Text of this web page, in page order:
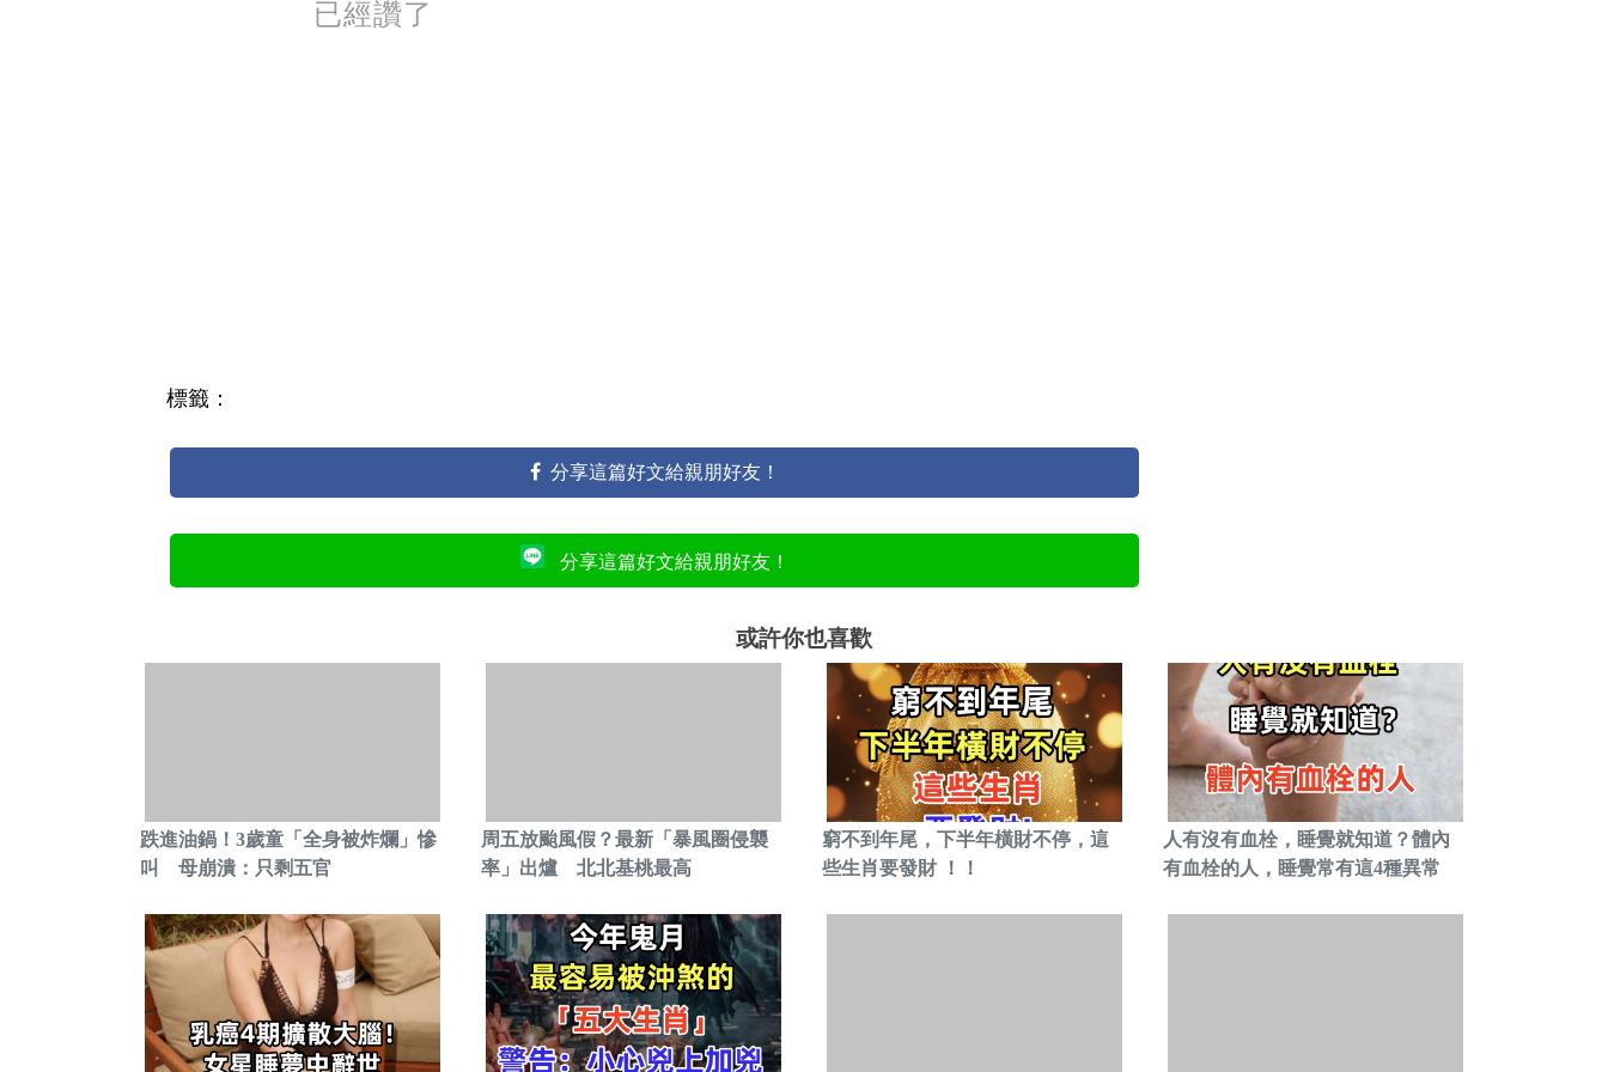
已經讚了
標籤：
分享這篇好文給親朋好友！
分享這篇好文給親朋好友！
或許你也喜歡
跌進油鍋！3歲童「全身被炸爛」慘
叫 母崩潰：只剩五官
周五放颱風假？最新「暴風圈侵襲
率」出爐 北北基桃最高
窮不到年尾，下半年橫財不停，這
些生肖要發財 ！！
人有沒有血栓，睡覺就知道？體內
有血栓的人，睡覺常有這4種異常